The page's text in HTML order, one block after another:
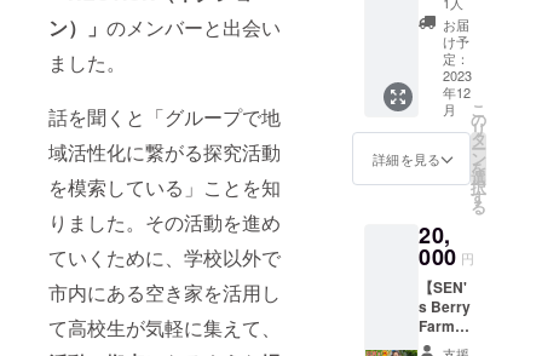
ン）」 のメンバーと出会い
ました。
話を聞くと「グループで地
域活性化に繋がる探究活動
を模索している」ことを知
りました。その活動を進め
ていくために、学校以外で
市内にある空き家を活用し
て高校生が気軽に集えて、
をご確
認くだ
さい。
す。 サ
イズ 長
さ：約
27cm
幅 ：
約19cm
厚み：
連絡さ
せてい
ただ
き、日
程の相
談をさ
せてい
ただき
もその
際に
メール
にて送
らせて
いただ
と、み
らい留
学のこ
と、プ
ロジェ
クトの
こと、
探究活
この機
会にメ
に聞き
たいこ
とをい
ろいろ
リクエ
ストに
お応え
して3個
限定で
リター
ン品と
して用
意させ
し
た！！
牛舎解
体した
際に出
た壁板
を使っ
お届
け予
定：
2023
年12
月
詳細を見る
こ
の
リ
タ
ー
ン
を
選
択
す
る
20,
000 円
【SEN'
s Berry
Farmイ
チゴ狩